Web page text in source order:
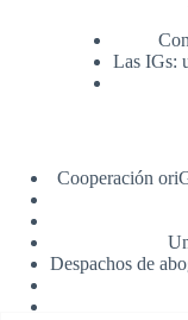
Las IGs:
Cooperación
Despachos de